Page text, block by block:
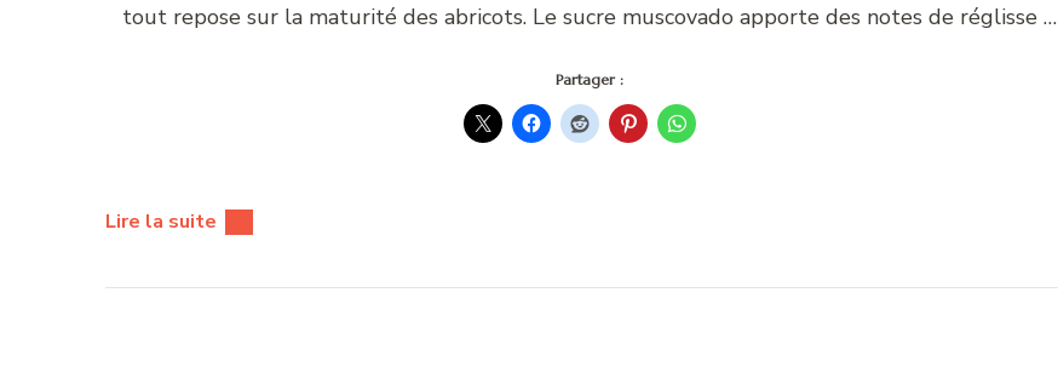
tout repose sur la maturité des abricots. Le sucre muscovado apporte des notes de réglisse …
Partager :
Lire la suite